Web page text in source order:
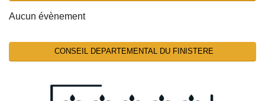
Aucun évènement
CONSEIL DEPARTEMENTAL DU FINISTERE